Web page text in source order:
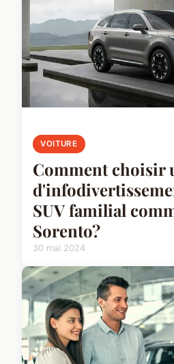
VOITURE
Comment choisir
SUV familial
Sorento?
30 mai 2024